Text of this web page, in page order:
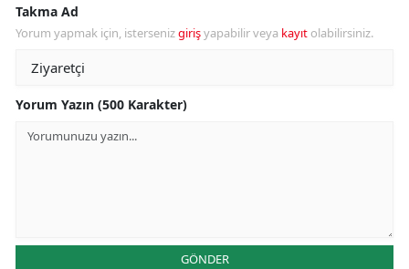
Takma Ad
Yorum yapmak için, istersenizgirişyapabilir veya kayıt olabilirsiniz.
Yorum Yazın (500 Karakter)
GÖNDER